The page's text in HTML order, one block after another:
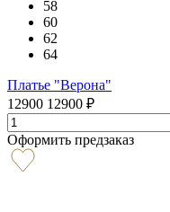
58
60
62
64
Платье "Верона"
12900 12900 ₽
Оформить предзаказ